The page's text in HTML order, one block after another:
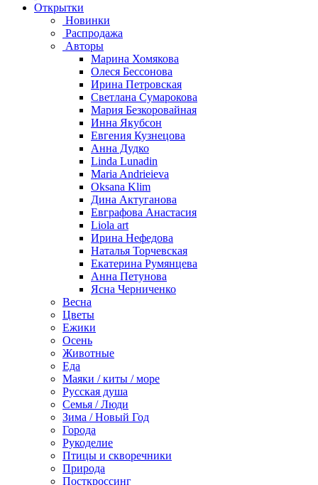
Открытки
Новинки
Распродажа
Авторы
Марина Хомякова
Олеся Бессонова
Ирина Петровская
Светлана Сумарокова
Мария Безкоровайная
Инна Якубсон
Евгения Кузнецова
Анна Дудко
Linda Lunadin
Maria Andrieieva
Oksana Klim
Дина Актуганова
Евграфова Анастасия
Liola art
Ирина Нефедова
Наталья Торчевская
Екатерина Румянцева
Анна Петунова
Ясна Черниченко
Весна
Цветы
Ежики
Осень
Животные
Еда
Маяки / киты / море
Русская душа
Семья / Люди
Зима / Новый Год
Города
Рукоделие
Птицы и скворечники
Природа
Посткроссинг